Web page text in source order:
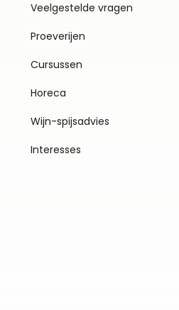
Veelgestelde vragen
Proeverijen
Cursussen
Horeca
Wijn-spijsadvies
Interesses